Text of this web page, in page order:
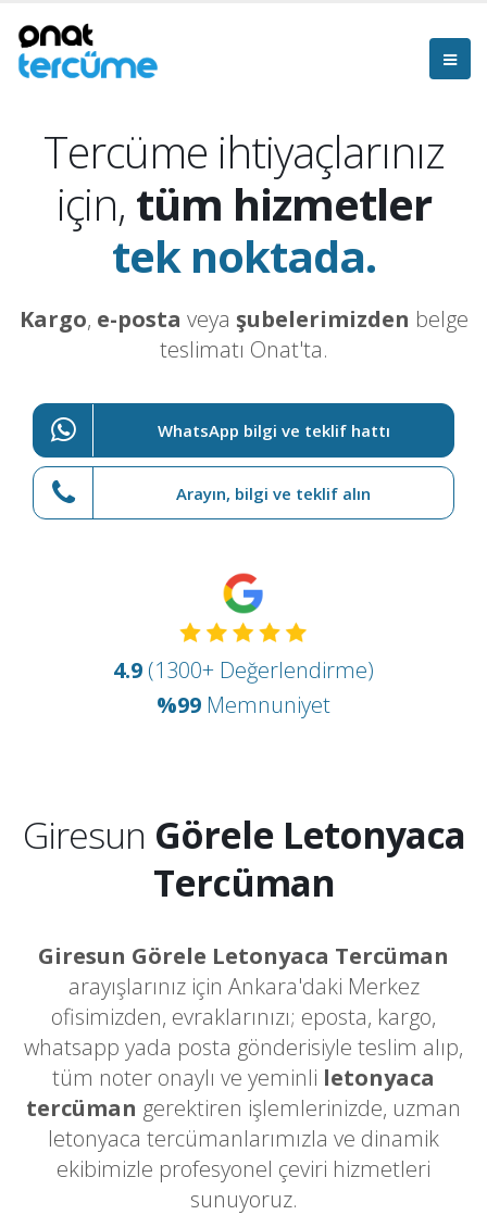
Tercüme ihtiyaçlarınız
için, tüm hizmetler
tek noktada.
Kargo, e-posta veya şubelerimizden belge
teslimatı Onat'ta.
WhatsApp bilgi ve teklif hattı
Arayın, bilgi ve teklif alın
4.9 (1300+ Değerlendirme)
%99 Memnuniyet
Giresun Görele Letonyaca
Tercüman
Giresun Görele Letonyaca Tercüman
arayışlarınız için Ankara'daki Merkez
ofisimizden, evraklarınızı; eposta, kargo,
whatsapp yada posta gönderisiyle teslim alıp,
tüm noter onaylı ve yeminli letonyaca
tercüman gerektiren işlemlerinizde, uzman
letonyaca tercümanlarımızla ve dinamik
ekibimizle profesyonel çeviri hizmetleri
sunuyoruz.